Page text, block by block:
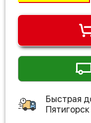
Быстрая
Пятигорск